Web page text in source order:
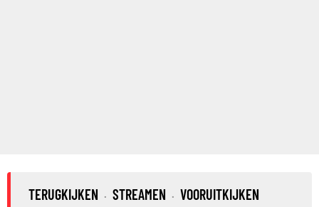
TERUGKIJKEN · STREAMEN · VOORUITKIJKEN